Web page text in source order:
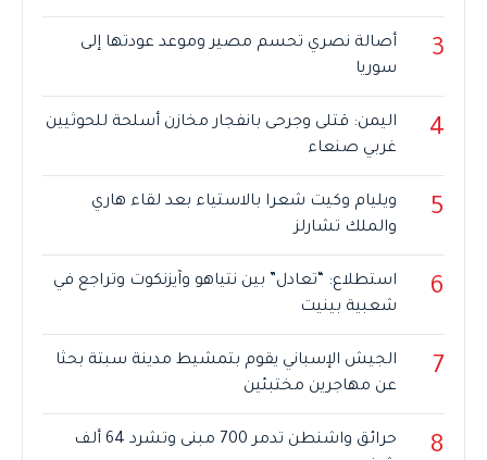
3
أصالة نصري تحسم مصير وموعد عودتها إلى
سوريا
4
اليمن: قتلى وجرحى بانفجار مخازن أسلحة للحوثيين
غربي صنعاء
5
ويليام وكيت شعرا بالاستياء بعد لقاء هاري
والملك تشارلز
6
استطلاع: “تعادل” بين نتياهو وآيزنكوت وتراجع في
شعبية بينيت
7
الجيش الإسباني يقوم بتمشيط مدينة سبتة بحثا
عن مهاجرين مختبئين
8
حرائق واشنطن تدمر 700 مبنى وتشرد 64 ألف